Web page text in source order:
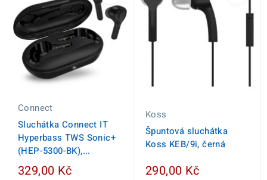
Connect
Sluchátka Connect IT
Hyperbass TWS Sonic+
(HEP-5300-BK),...
329,00 Kč
Koss
Špuntová sluchátka
Koss KEB/9i, černá
290,00 Kč